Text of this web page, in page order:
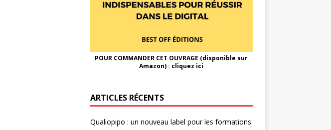
POUR COMMANDER CET OUVRAGE (disponible sur
Amazon) : cliquez ici
ARTICLES RÉCENTS
Qualiopipo : un nouveau label pour les formations